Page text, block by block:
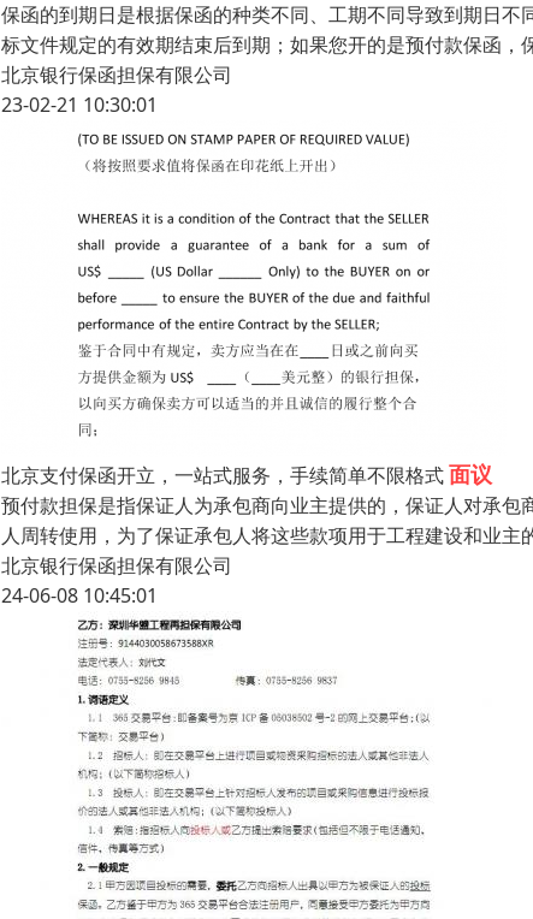
保函的到期日是根据保函的种类不同、工期不同导致到期日
标文件规定的有效期结束后到期；如果您开的是预付款保函
北京银行保函担保有限公司
23-02-21 10:30:01
北京支付保函开立，一站式服务，手续简单不限格式面议
预付款担保是指保证人为承包商向业主提供的，保证人对承
人周转使用，为了保证承包人将这些款项用于工程建设和业
北京银行保函担保有限公司
24-06-08 10:45:01